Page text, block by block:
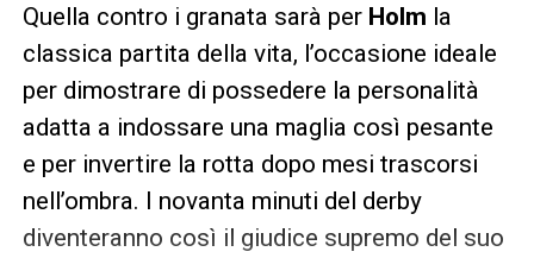
Quella contro i granata sarà per Holm la
classica partita della vita, l’occasione ideale
per dimostrare di possedere la personalità
adatta a indossare una maglia così pesante
e per invertire la rotta dopo mesi trascorsi
nell’ombra. I novanta minuti del derby
diventeranno così il giudice supremo del suo